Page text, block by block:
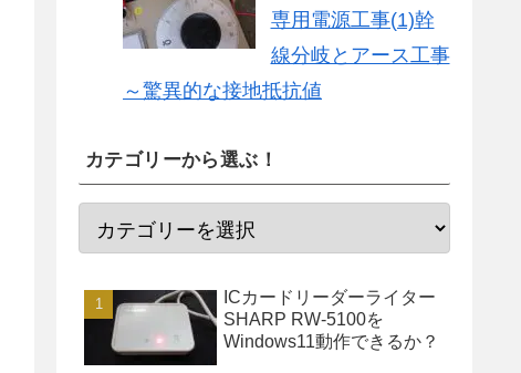
専用電源工事(1)幹
線分岐とアース工事
～驚異的な接地抵抗値
カテゴリーから選ぶ！
ICカードリーダーライター
SHARP RW-5100を
Windows11動作できるか？